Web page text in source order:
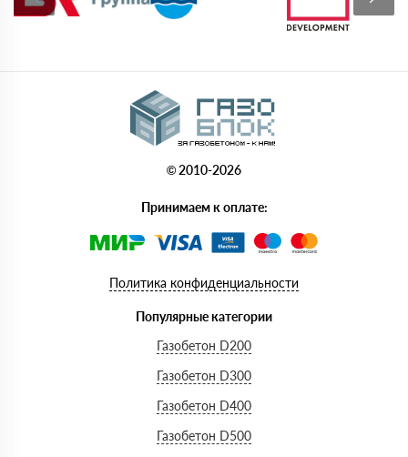
© 2010-2026
Принимаем к оплате:
Политика конфиденциальности
Популярные категории
Газобетон D200
Газобетон D300
Газобетон D400
Газобетон D500